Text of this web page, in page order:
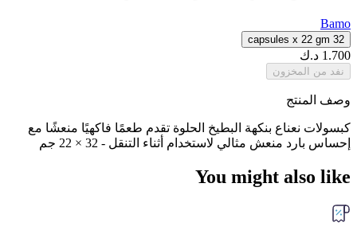
Bamo
32 capsules x 22 gm
1.700 د.ك
نفد من المخزون
وصف المنتج
كبسولات نعناع بنكهة البطيخ الحلوة تقدم طعمًا فاكهيًا منعشًا مع
إحساس بارد منعش مثالي لاستخدام أثناء التنقل - 32 × 22 جم
You might also like